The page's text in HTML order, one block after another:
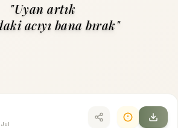
"Uyan artık
acıyı bana bırak"
Jul